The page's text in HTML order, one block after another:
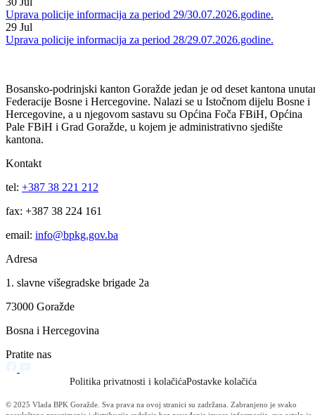
31 Jul
Uprava policije informacija za period 30/31.07.2026.godine.
30 Jul